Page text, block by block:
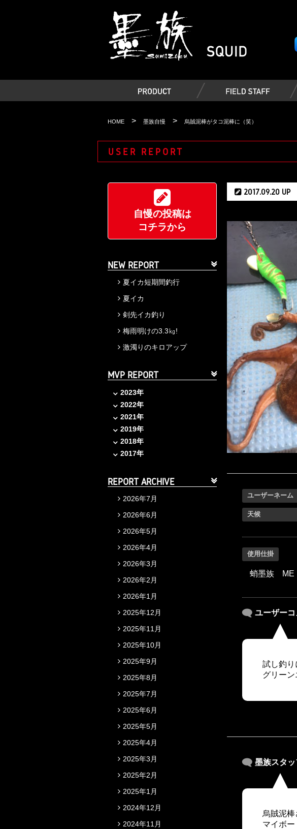
HOME > 墨族自慢 > 烏賊泥棒がタコ泥棒に（笑）
USER REPORT
自慢の投稿は
コチラから
NEW REPORT
夏イカ短期間釣行
夏イカ
剣先イカ釣り
梅雨明けの3.3㎏!
激濁りのキロアップ
MVP REPORT
2023年
2022年
2021年
2019年
2018年
2017年
REPORT ARCHIVE
2026年7月
2026年6月
2026年5月
2026年4月
2026年3月
2026年2月
2026年1月
2025年12月
2025年11月
2025年10月
2025年9月
2025年8月
2025年7月
2025年6月
2025年5月
2025年4月
2025年3月
2025年2月
2025年1月
2024年12月
2024年11月
2017.09.20 UP
ユーザーネーム
天候
使用仕掛
蛸墨族 ME
ユーザーコ
試し釣り
グリー
墨族スタッ
烏賊泥
マイボ